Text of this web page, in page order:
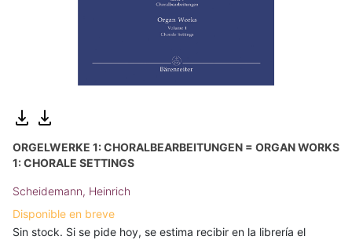
ORGELWERKE 1: CHORALBEARBEITUNGEN = ORGAN WORKS
1: CHORALE SETTINGS
Scheidemann, Heinrich
Disponible en breve
Sin stock. Si se pide hoy, se estima recibir en la librería el